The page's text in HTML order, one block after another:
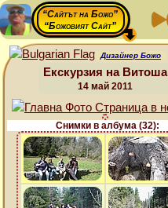
“Сайтът на Божо”
“Божовият Сайт”
Дизайнер Божо
Екскурзия на Витоша
14 май 2011
Снимки в албума (32):